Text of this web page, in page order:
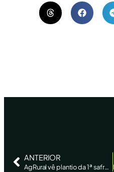
ANTERIOR
AgRural vê plantio da 1ª safra milho do Brasil em 9% da área e alta de 13,7% na colheita – Reuters News